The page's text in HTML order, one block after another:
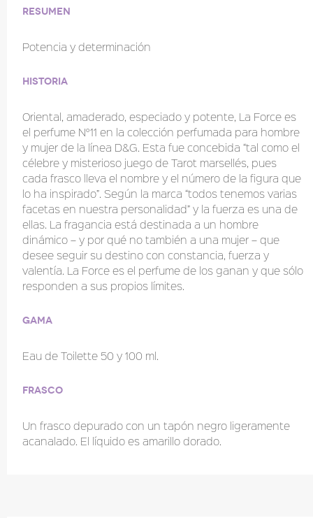
Resumen
Potencia y determinación
Historia
Oriental, amaderado, especiado y potente, La Force es
el perfume N°11 en la colección perfumada para hombre
y mujer de la línea D&G. Esta fue concebida “tal como el
célebre y misterioso juego de Tarot marsellés, pues
cada frasco lleva el nombre y el número de la figura que
lo ha inspirado”. Según la marca “todos tenemos varias
facetas en nuestra personalidad” y la fuerza es una de
ellas. La fragancia está destinada a un hombre
dinámico – y por qué no también a una mujer – que
desee seguir su destino con constancia, fuerza y
valentía. La Force es el perfume de los ganan y que sólo
responden a sus propios límites.
Gama
Eau de Toilette 50 y 100 ml.
Frasco
Un frasco depurado con un tapón negro ligeramente
acanalado. El líquido es amarillo dorado.